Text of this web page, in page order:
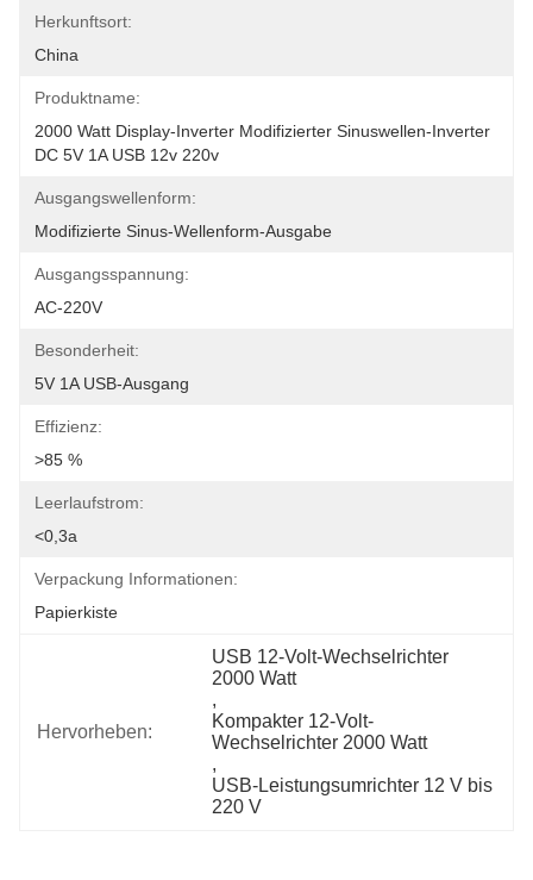
Herkunftsort:
China
Produktname:
2000 Watt Display-Inverter Modifizierter Sinuswellen-Inverter
DC 5V 1A USB 12v 220v
Ausgangswellenform:
Modifizierte Sinus-Wellenform-Ausgabe
Ausgangsspannung:
AC-220V
Besonderheit:
5V 1A USB-Ausgang
Effizienz:
>85 %
Leerlaufstrom:
<0,3a
Verpackung Informationen:
Papierkiste
Hervorheben:
USB 12-Volt-Wechselrichter
2000 Watt
,
Kompakter 12-Volt-
Wechselrichter 2000 Watt
,
USB-Leistungsumrichter 12 V bis
220 V